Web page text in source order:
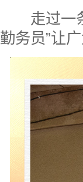
走过一条
勤务员”让